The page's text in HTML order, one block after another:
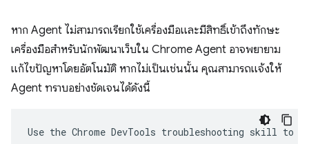
หาก Agent ไม่สามารถเรียกใช้เครื่องมือและมีสิทธิ์เข้าถึงทักษะ
เครื่องมือสำหรับนักพัฒนาเว็บใน Chrome Agent อาจพยายาม
แก้ไขปัญหาโดยอัตโนมัติ หากไม่เป็นเช่นนั้น คุณสามารถแจ้งให้
Agent ทราบอย่างชัดเจนได้ดังนี้